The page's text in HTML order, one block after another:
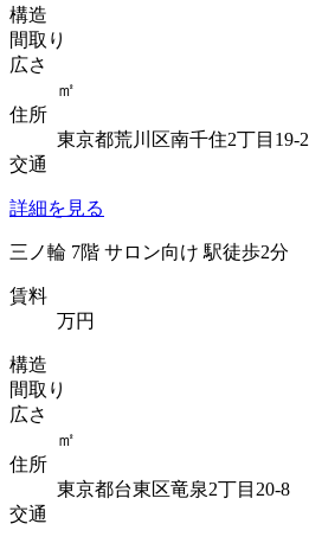
構造
間取り
広さ
㎡
住所
東京都荒川区南千住2丁目19-2
交通
詳細を見る
三ノ輪 7階 サロン向け 駅徒歩2分
賃料
万円
構造
間取り
広さ
㎡
住所
東京都台東区竜泉2丁目20-8
交通